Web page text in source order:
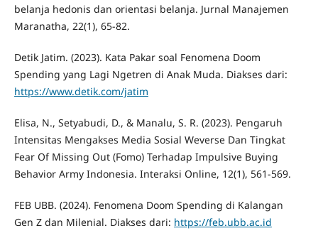
belanja hedonis dan orientasi belanja. Jurnal Manajemen
Maranatha, 22(1), 65-82.
Detik Jatim. (2023). Kata Pakar soal Fenomena Doom
Spending yang Lagi Ngetren di Anak Muda. Diakses dari:
https://www.detik.com/jatim
Elisa, N., Setyabudi, D., & Manalu, S. R. (2023). Pengaruh
Intensitas Mengakses Media Sosial Weverse Dan Tingkat
Fear Of Missing Out (Fomo) Terhadap Impulsive Buying
Behavior Army Indonesia. Interaksi Online, 12(1), 561-569.
FEB UBB. (2024). Fenomena Doom Spending di Kalangan
Gen Z dan Milenial. Diakses dari: https://feb.ubb.ac.id